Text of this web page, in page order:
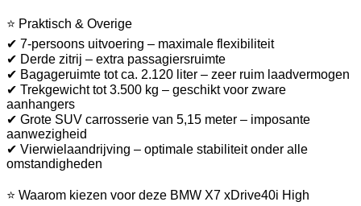
⭐ Praktisch & Overige
✔ 7-persoons uitvoering – maximale flexibiliteit
✔ Derde zitrij – extra passagiersruimte
✔ Bagageruimte tot ca. 2.120 liter – zeer ruim laadvermogen
✔ Trekgewicht tot 3.500 kg – geschikt voor zware
aanhangers
✔ Grote SUV carrosserie van 5,15 meter – imposante
aanwezigheid
✔ Vierwielaandrijving – optimale stabiliteit onder alle
omstandigheden
⭐ Waarom kiezen voor deze BMW X7 xDrive40i High